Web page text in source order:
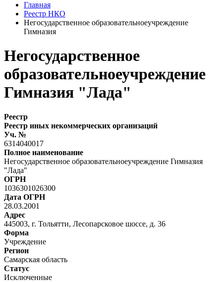
Главная
Реестр НКО
Негосударственное образовательноеучреждение
Гимназия
Негосударственное
образовательноеучреждение
Гимназия "Лада"
Реестр
Реестр иных некоммерческих организаций
Уч. №
6314040017
Полное наименование
Негосударственное образовательноеучреждение Гимназия
"Лада"
ОГРН
1036301026300
Дата ОГРН
28.03.2001
Адрес
445003, г. Тольятти, Лесопарсковое шоссе, д. 36
Форма
Учреждение
Регион
Самарская область
Статус
Исключенные